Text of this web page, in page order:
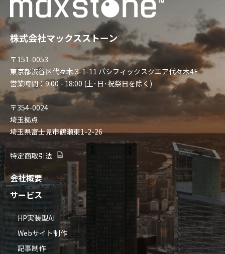
株式会社マックスストーン
〒151-0053
東京都渋谷区代々木 3-1-11 パシフィックスクエア代々木4F
営業時間：9:00 - 18:00 (土･日･祝祭日を除く)
〒354-0024
埼玉拠点
埼玉県富士見市鶴瀬東1-2-26
特定商取引法
会社概要
サービス
HP実装型AI
Webサイト制作
記事制作